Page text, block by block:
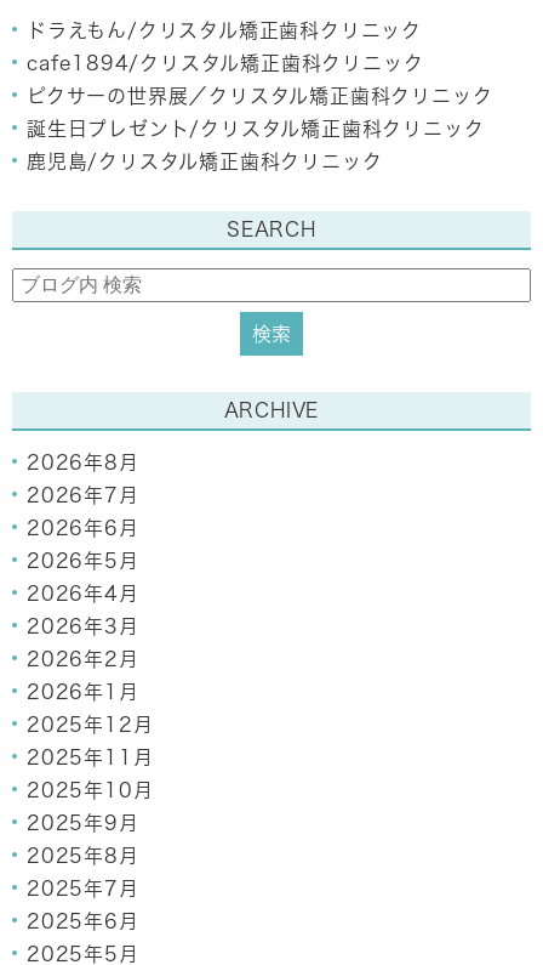
ドラえもん/クリスタル矯正歯科クリニック
cafe1894/クリスタル矯正歯科クリニック
ピクサーの世界展／クリスタル矯正歯科クリニック
誕生日プレゼント/クリスタル矯正歯科クリニック
鹿児島/クリスタル矯正歯科クリニック
SEARCH
ARCHIVE
2026年8月
2026年7月
2026年6月
2026年5月
2026年4月
2026年3月
2026年2月
2026年1月
2025年12月
2025年11月
2025年10月
2025年9月
2025年8月
2025年7月
2025年6月
2025年5月